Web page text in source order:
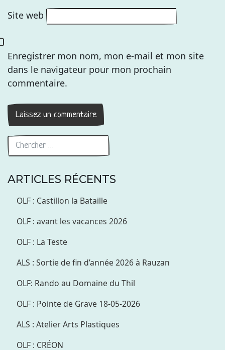
Site web
Enregistrer mon nom, mon e-mail et mon site
dans le navigateur pour mon prochain
commentaire.
ARTICLES RÉCENTS
OLF : Castillon la Bataille
OLF : avant les vacances 2026
OLF : La Teste
ALS : Sortie de fin d’année 2026 à Rauzan
OLF: Rando au Domaine du Thil
OLF : Pointe de Grave 18-05-2026
ALS : Atelier Arts Plastiques
OLF : CRÉON